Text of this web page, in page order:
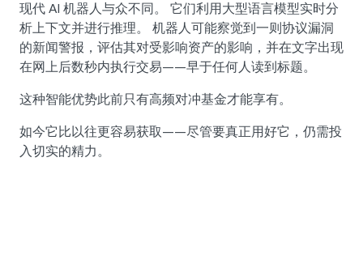
现代 AI 机器人与众不同。 它们利用大型语言模型实时分
析上下文并进行推理。 机器人可能察觉到一则协议漏洞
的新闻警报，评估其对受影响资产的影响，并在文字出现
在网上后数秒内执行交易——早于任何人读到标题。
这种智能优势此前只有高频对冲基金才能享有。
如今它比以往更容易获取——尽管要真正用好它，仍需投
入切实的精力。